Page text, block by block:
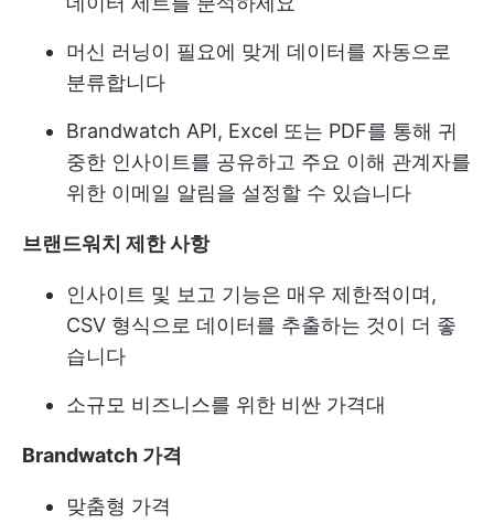
머신 러닝이 필요에 맞게 데이터를 자동으로
분류합니다
Brandwatch API, Excel 또는 PDF를 통해 귀
중한 인사이트를 공유하고 주요 이해 관계자를
위한 이메일 알림을 설정할 수 있습니다
브랜드워치 제한 사항
인사이트 및 보고 기능은 매우 제한적이며,
CSV 형식으로 데이터를 추출하는 것이 더 좋
습니다
소규모 비즈니스를 위한 비싼 가격대
Brandwatch 가격
맞춤형 가격